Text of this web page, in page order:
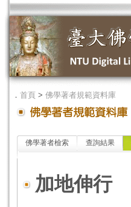
． 首頁 > 佛學著者規範資料庫
佛學著者檢索 查詢結果
加地伸行